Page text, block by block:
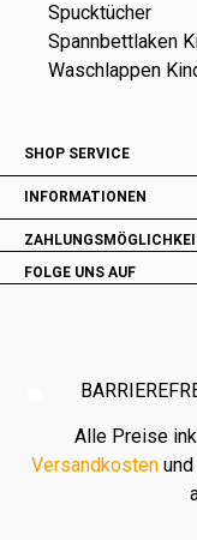
Spucktücher
Spannbettlaken
Waschlappen
SHOP SERVICE
INFORMATIONEN
FOLGE UNS AUF
Alle Preise
Versandkostenund